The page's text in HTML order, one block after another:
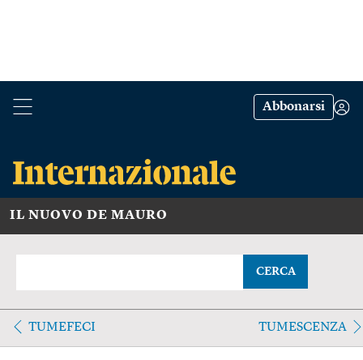
Abbonarsi
IL NUOVO DE MAURO
CERCA
TUMEFECI TUMESCENZA